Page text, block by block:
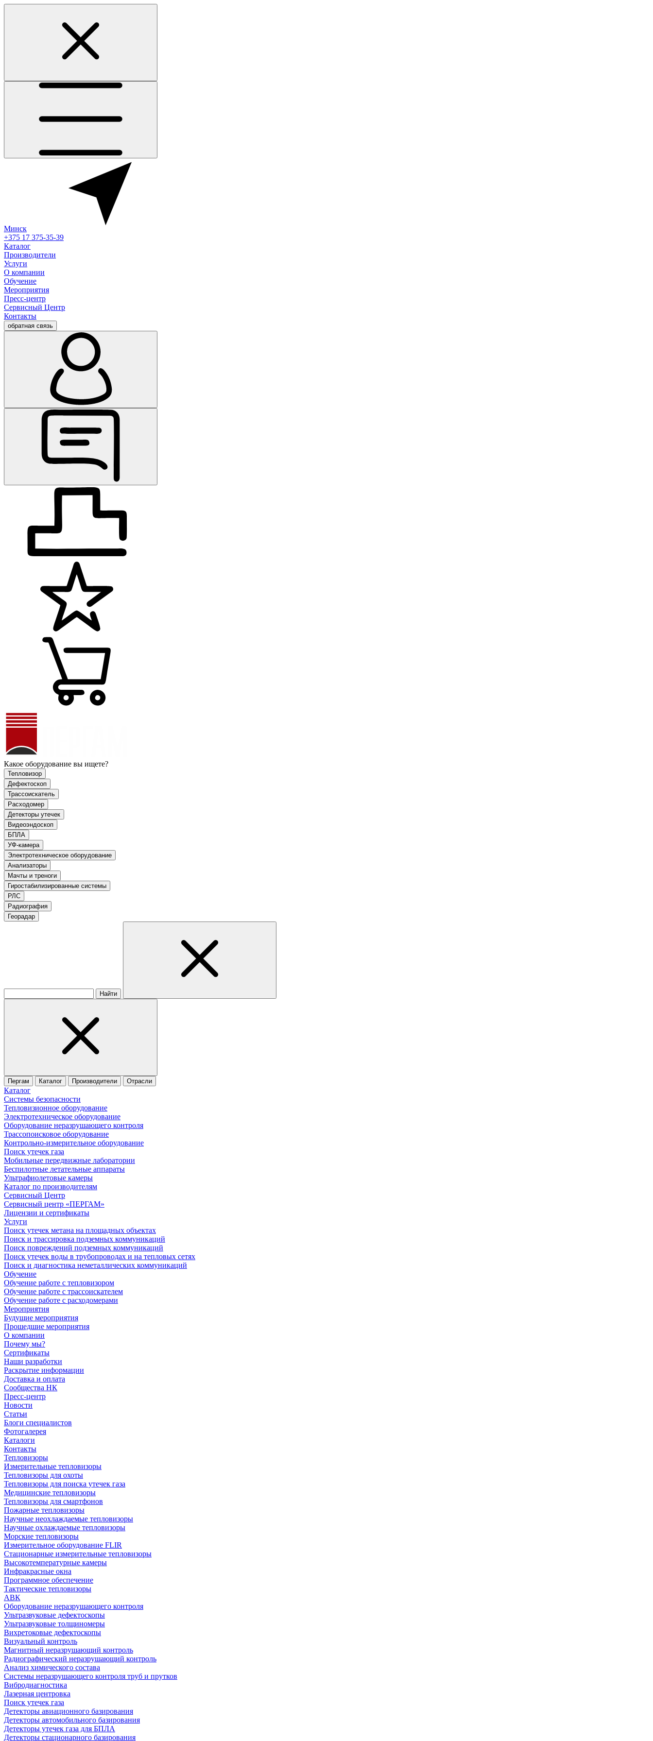
Минск
+375 17 375-35-39
Каталог
Производители
Услуги
О компании
Обучение
Мероприятия
Пресс-центр
Сервисный Центр
Контакты
обратная связь
Какое оборудование вы ищете?
Тепловизор
Дефектоскоп
Трассоискатель
Расходомер
Детекторы утечек
Видеоэндоскоп
БПЛА
УФ-камера
Электротехническое оборудование
Анализаторы
Мачты и треноги
Гиростабилизированные системы
РЛС
Радиография
Георадар
Найти
Пергам Каталог Производители Отрасли
Каталог
Системы безопасности
Тепловизионное оборудование
Электротехническое оборудование
Оборудование неразрушающего контроля
Трассопоисковое оборудование
Контрольно-измерительное оборудование
Поиск утечек газа
Мобильные передвижные лаборатории
Беспилотные летательные аппараты
Ультрафиолетовые камеры
Каталог по производителям
Сервисный Центр
Сервисный центр «ПЕРГАМ»
Лицензии и сертификаты
Услуги
Поиск утечек метана на площадных объектах
Поиск и трассировка подземных коммуникаций
Поиск повреждений подземных коммуникаций
Поиск утечек воды в трубопроводах и на тепловых сетях
Поиск и диагностика неметаллических коммуникаций
Обучение
Обучение работе с тепловизором
Обучение работе с трассоискателем
Обучение работе с расходомерами
Мероприятия
Будущие мероприятия
Прошедшие мероприятия
О компании
Почему мы?
Сертификаты
Наши разработки
Раскрытие информации
Доставка и оплата
Сообщества НК
Пресс-центр
Новости
Статьи
Блоги специалистов
Фотогалерея
Каталоги
Контакты
Тепловизоры
Измерительные тепловизоры
Тепловизоры для охоты
Тепловизоры для поиска утечек газа
Медицинские тепловизоры
Тепловизоры для смартфонов
Пожарные тепловизоры
Научные неохлаждаемые тепловизоры
Научные охлаждаемые тепловизоры
Морские тепловизоры
Измерительное оборудование FLIR
Стационарные измерительные тепловизоры
Высокотемпературные камеры
Инфракрасные окна
Программное обеспечение
Тактические тепловизоры
АВК
Оборудование неразрушающего контроля
Ультразвуковые дефектоскопы
Ультразвуковые толщиномеры
Вихретоковые дефектоскопы
Визуальный контроль
Магнитный неразрушающий контроль
Радиографический неразрушающий контроль
Анализ химического состава
Системы неразрушающего контроля труб и прутков
Вибродиагностика
Лазерная центровка
Поиск утечек газа
Детекторы авиационного базирования
Детекторы автомобильного базирования
Детекторы утечек газа для БПЛА
Детекторы стационарного базирования